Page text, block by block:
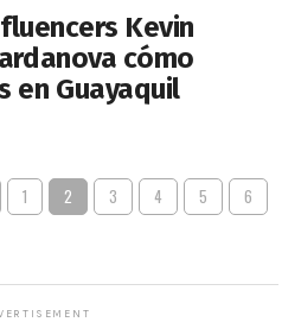
Kevin
cómo
en Guayaquil
1 2 3 4 5
6